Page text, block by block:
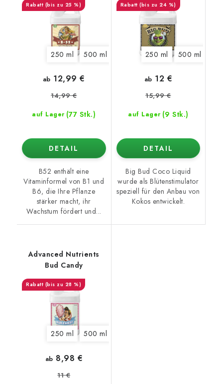
(bis zu 25 %)
250 ml 500 ml 5 l 20 l
auf Lager (77 Stk.)
ab 12,99 €
14,99 €
DETAIL
B52 enthält eine
Vitaminformel von B1 und
B6, die Ihre Pflanze
stärker macht, ihr
Wachstum fördert und...
(bis zu 24 %)
250 ml 500 ml
auf Lager (9 Stk.)
ab 12 €
15,99 €
DETAIL
Big Bud Coco Liquid
wurde als Blütenstimulator
speziell für den Anbau von
Kokos entwickelt.
Advanced Nutrients
Bud Candy
(bis zu 28 %)
250 ml 500 ml
ab 8,98 €
11 €